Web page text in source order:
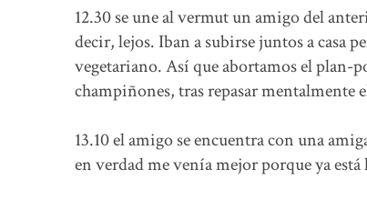
12.30 se une al vermut un amigo del
decir, lejos. Iban a subirse juntos a casa
vegetariano. Así que abortamos el plan-
champiñones, tras repasar mentalmente
13.10 el amigo se encuentra con una
en verdad me venía mejor porque ya está